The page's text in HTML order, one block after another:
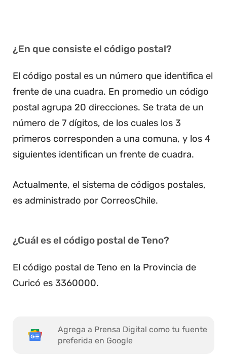
¿En que consiste el código postal?
El código postal es un número que identifica el
frente de una cuadra. En promedio un código
postal agrupa 20 direcciones. Se trata de un
número de 7 dígitos, de los cuales los 3
primeros corresponden a una comuna, y los 4
siguientes identifican un frente de cuadra.
Actualmente, el sistema de códigos postales,
es administrado por CorreosChile.
¿Cuál es el código postal de Teno?
El código postal de Teno en la Provincia de
Curicó es 3360000.
Agrega a Prensa Digital como tu fuente
preferida en Google